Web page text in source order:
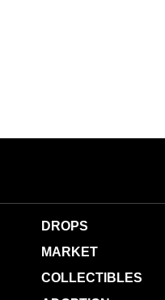
DROPS
MARKET
COLLECTIBLES